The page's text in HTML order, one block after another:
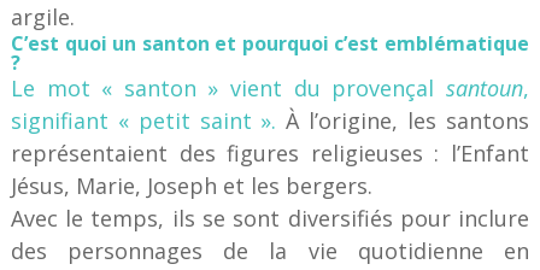
argile.
C’est quoi un santon et pourquoi c’est emblématique
?
Le mot « santon » vient du provençalsantoun,
signifiant « petit saint ».À l’origine, les santons
représentaient des figures religieuses : l’Enfant
Jésus, Marie, Joseph et les bergers.
Avec le temps, ils se sont diversifiés pour inclure
des personnages de la vie quotidienne en